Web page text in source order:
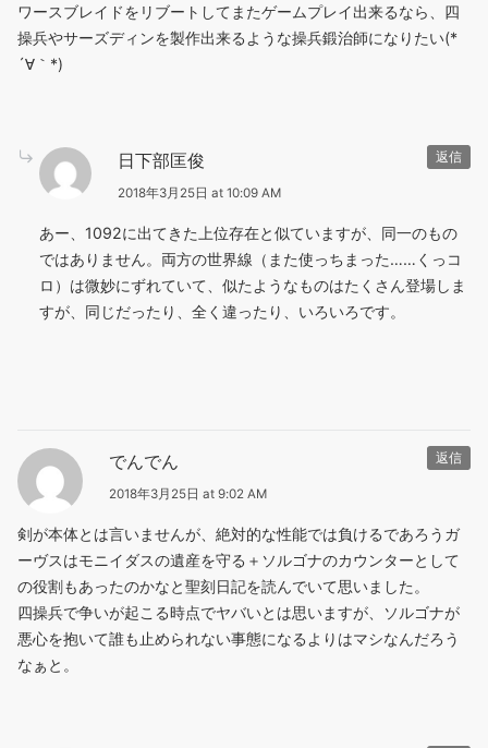
ワースブレイドをリブートしてまたゲームプレイ出来るなら、四
操兵やサーズディンを製作出来るような操兵鍛治師になりたい(*
´∀｀*)
返信
日下部匡俊
2018年3月25日 at 10:09 AM
あー、1092に出てきた上位存在と似ていますが、同一のもの
ではありません。両方の世界線（また使っちまった……くっコ
ロ）は微妙にずれていて、似たようなものはたくさん登場しま
すが、同じだったり、全く違ったり、いろいろです。
返信
でんでん
2018年3月25日 at 9:02 AM
剣が本体とは言いませんが、絶対的な性能では負けるであろうガ
ーヴスはモニイダスの遺産を守る＋ソルゴナのカウンターとして
の役割もあったのかなと聖刻日記を読んでいて思いました。
四操兵で争いが起こる時点でヤバいとは思いますが、ソルゴナが
悪心を抱いて誰も止められない事態になるよりはマシなんだろう
なぁと。